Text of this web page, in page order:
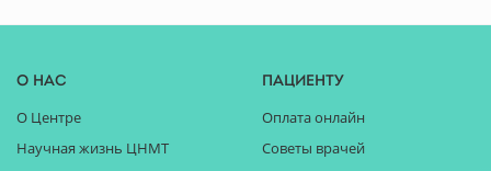
О нас
О Центре
Научная жизнь ЦНМТ
Пациенту
Оплата онлайн
Советы врачей